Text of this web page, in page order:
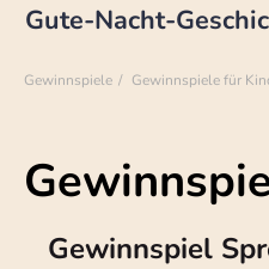
Gute-Nacht-
Gewinnspiele Gewinnspiele für
Gewinnspiel